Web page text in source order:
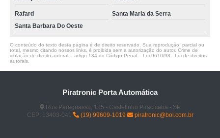
Rafard
Santa Maria da Serra
Santa Barbara Do Oeste
O conteúdo do texto desta página é de direito reservado. Sua reprodução, parcial ou
total, mesmo citando nossos links, é proibida sem a autorização do autor. Crime de
violação de direito autoral – artigo 184 do Código Penal – Lei 9610/98 - Lei de direitos
autorais
Piratronic Porta Automática
Rua Paraguassu, 125 - Castelinho Piracicaba - SP
CEP: 13403-041
(19) 99609-1019 piratronic@bol.com.br